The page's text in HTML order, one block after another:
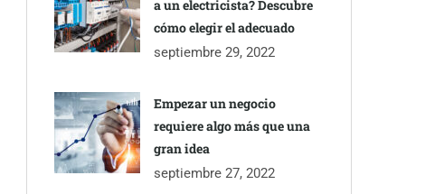
a un electricista? Descubre
cómo elegir el adecuado
septiembre 29, 2022
Empezar un negocio
requiere algo más que una
gran idea
septiembre 27, 2022